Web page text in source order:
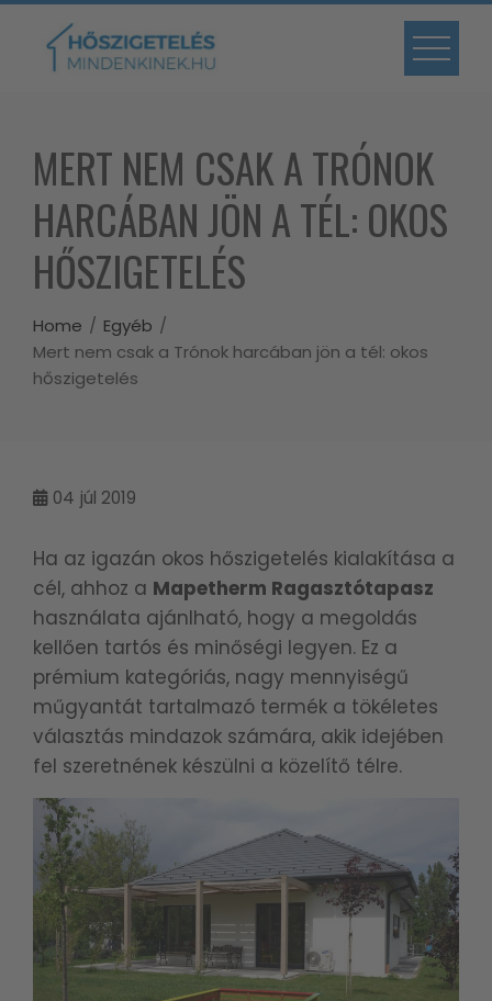
Skip
content
MERT NEM CSAK A TRÓNOK
HARCÁBAN JÖN A TÉL: OKOS
HŐSZIGETELÉS
Home
Egyéb
Mert nem csak a Trónok harcában jön a tél: okos
hőszigetelés
04 júl 2019
Ha az igazán okos hőszigetelés kialakítása a
cél, ahhoz a Mapetherm Ragasztótapasz
használata ajánlható, hogy a megoldás
kellően tartós és minőségi legyen. Ez a
prémium kategóriás, nagy mennyiségű
műgyantát tartalmazó termék a tökéletes
választás mindazok számára, akik idejében
fel szeretnének készülni a közelítő télre.